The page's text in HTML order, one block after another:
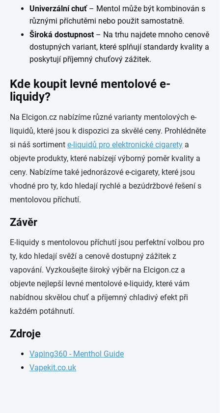
Univerzální chuť– Mentol může být kombinován s
různými příchutěmi nebo použit samostatně.
Široká dostupnost– Na trhu najdete mnoho cenově
dostupných variant, které splňují standardy kvality a
poskytují příjemný chuťový zážitek.
Kde koupit levné mentolové e-
liquidy?
Na Elcigon.cz nabízíme různé varianty mentolových e-
liquidů, které jsou k dispozici za skvělé ceny. Prohlédněte
si náš sortiment e-liquidů pro elektronické cigarety a
objevte produkty, které nabízejí výborný poměr kvality a
ceny. Nabízíme také jednorázové e-cigarety, které jsou
vhodné pro ty, kdo hledají rychlé a bezúdržbové řešení s
mentolovou příchutí.
Závěr
E-liquidy s mentolovou příchutí jsou perfektní volbou pro
ty, kdo hledají svěží a cenově dostupný zážitek z
vapování. Vyzkoušejte široký výběr na Elcigon.cz a
objevte nejlepší levné mentolové e-liquidy, které vám
nabídnou skvělou chuť a příjemný chladivý efekt při
každém potáhnutí.
Zdroje
Vaping360 - Menthol Guide
Vapekit.co.uk